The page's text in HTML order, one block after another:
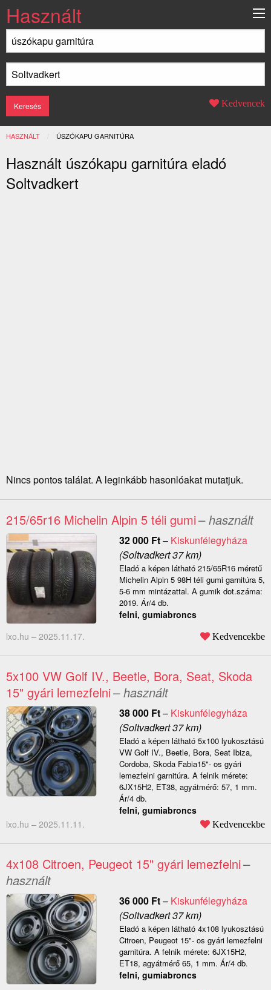
Használt
Kedvencek
HASZNÁLT JELENLEGI:
ÚSZÓKAPU GARNITÚRA
Használt úszókapu garnitúra eladó
Soltvadkert
Nincs pontos találat. A leginkább hasonlóakat mutatjuk.
215/65r16 Michelin Alpin 5 téli gumi– használt
32 000 Ft– Kiskunfélegyháza
(Soltvadkert 37 km)
Eladó a képen látható 215/65R16 méretű
Michelin Alpin 5 98H téli gumi garnitúra 5,
5-6 mm mintázattal. A gumik dot.száma:
2019. Ár/4 db.
felni, gumiabroncs
lxo.hu – 2025.11.17. Kedvencekbe
5x100 VW Golf IV., Beetle, Bora, Seat, Skoda
15" gyári lemezfelni– használt
38 000 Ft– Kiskunfélegyháza
(Soltvadkert 37 km)
Eladó a képen látható 5x100 lyukosztású
VW Golf IV., Beetle, Bora, Seat Ibiza,
Cordoba, Skoda Fabia15"- os gyári
lemezfelni garnitúra. A felnik mérete:
6JX15H2, ET38, agyátmérő: 57, 1 mm.
Ár/4 db.
felni, gumiabroncs
lxo.hu – 2025.11.11. Kedvencekbe
4x108 Citroen, Peugeot 15" gyári lemezfelni–
használt
36 000 Ft– Kiskunfélegyháza
(Soltvadkert 37 km)
Eladó a képen látható 4x108 lyukosztású
Citroen, Peugeot 15"- os gyári lemezfelni
garnitúra. A felnik mérete: 6JX15H2,
ET18, agyátmérő 65, 1 mm. Ár/4 db.
felni, gumiabroncs